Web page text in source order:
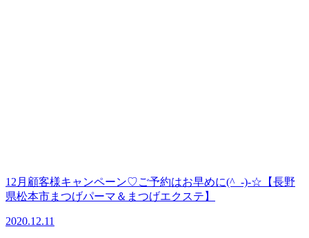
12月顧客様キャンペーン♡ご予約はお早めに(^_-)-☆【長野
県松本市まつげパーマ＆まつげエクステ】
2020.12.11